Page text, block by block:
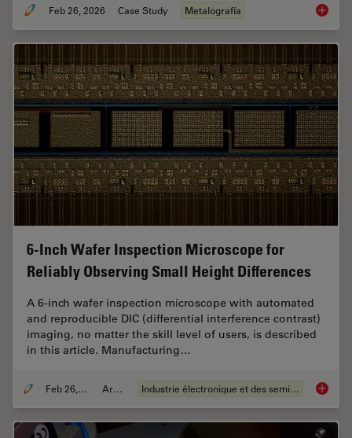
Feb 26, 2026 Case Study Metalografía
6-Inch Wafer Inspection Microscope for
Reliably Observing Small Height Differences
A 6-inch wafer inspection microscope with automated
and reproducible DIC (differential interference contrast)
imaging, no matter the skill level of users, is described
in this article. Manufacturing…
Feb 26, 2026 Article Industrie électronique et des semi-conducteurs 6-Inch